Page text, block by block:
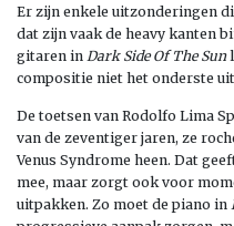
Er zijn enkele uitzonderingen
dat zijn vaak de heavy kanten
gitaren in Dark Side Of The Sun
compositie niet het onderste
De toetsen van Rodolfo Lima
van de zeventiger jaren, ze
Venus Syndrome heen. Dat
mee, maar zorgt ook voor
uitpakken. Zo moet de piano in